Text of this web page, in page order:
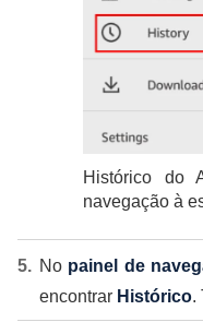
Histórico do
navegação à
No painel de
encontrar Histórico.